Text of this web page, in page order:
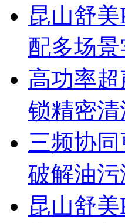
昆山舒
配多场
高功率
锁精密
三频协
破解油
昆山舒